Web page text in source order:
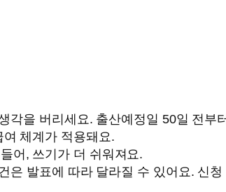
각을 버리세요. 출산예정일 50일 전부
체계가 적용돼요.
어, 쓰기가 더 쉬워져요.
은 발표에 따라 달라질 수 있어요. 신